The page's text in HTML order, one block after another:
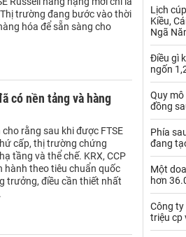
trường đang bước vào thời
hóa để sẵn sàng cho
có nền tảng và hàng
rằng sau khi được FTSE
cấp, thị trường chứng
tầng và thể chế. KRX, CCP
hành theo tiêu chuẩn quốc
trưởng, điều cần thiết nhất
Sữa
Lịch
Kiều,
Ngã
Điều gì
ngốn
Quy
đồng
Phía
đang
Một
hơn
Công ty
triệu cp